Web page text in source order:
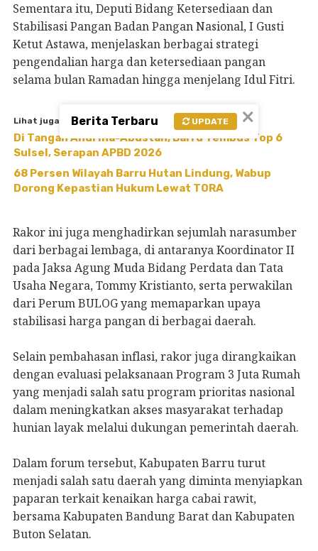
Sementara itu, Deputi Bidang Ketersediaan dan
Stabilisasi Pangan Badan Pangan Nasional, I Gusti
Ketut Astawa, menjelaskan berbagai strategi
pengendalian harga dan ketersediaan pangan
selama bulan Ramadan hingga menjelang Idul Fitri.
Lihat juga
Di Tangan Andi Ina-Abustan, Barru Tembus Top 6
Sulsel, Serapan APBD 2026
68 Persen Wilayah Barru Hutan Lindung, Wabup
Dorong Kepastian Hukum Lewat TORA
Rakor ini juga menghadirkan sejumlah narasumber
dari berbagai lembaga, di antaranya Koordinator II
pada Jaksa Agung Muda Bidang Perdata dan Tata
Usaha Negara, Tommy Kristianto, serta perwakilan
dari Perum BULOG yang memaparkan upaya
stabilisasi harga pangan di berbagai daerah.
Selain pembahasan inflasi, rakor juga dirangkaikan
dengan evaluasi pelaksanaan Program 3 Juta Rumah
yang menjadi salah satu program prioritas nasional
dalam meningkatkan akses masyarakat terhadap
hunian layak melalui dukungan pemerintah daerah.
Dalam forum tersebut, Kabupaten Barru turut
menjadi salah satu daerah yang diminta menyiapkan
paparan terkait kenaikan harga cabai rawit,
bersama Kabupaten Bandung Barat dan Kabupaten
Buton Selatan.
×
Berita Terbaru UPDATE